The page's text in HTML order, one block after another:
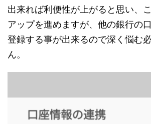
出来れば利便性が上がると思い、
アップを進めますが、他の銀行の
登録する事が出来るので深く悩む
ん。